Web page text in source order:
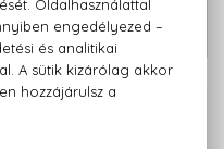
De Parfum
16.750 Ft -